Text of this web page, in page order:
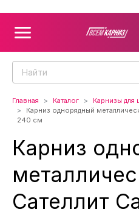
Главная Каталог
Карнизы для
Карниз однорядный
240 см
Карниз
Сателлит